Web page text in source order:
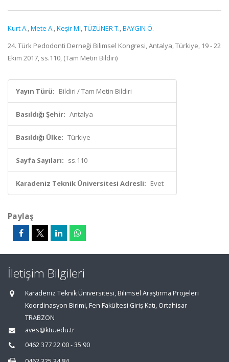
Kurt A.,Mete A.,Keşir M.,TÜZÜNER T.,BAYGIN Ö.
24. Türk Pedodonti Derneği Bilimsel Kongresi, Antalya, Türkiye, 19 - 22
Ekim 2017, ss.110, (Tam Metin Bildiri)
Yayın Türü: Bildiri / Tam Metin Bildiri
Basıldığı Şehir: Antalya
Basıldığı Ülke: Türkiye
Sayfa Sayıları: ss.110
Karadeniz Teknik Üniversitesi Adresli: Evet
Paylaş
İletişim Bilgileri
Karadeniz Teknik Üniversitesi, Bilimsel Araştırma Projeleri
Koordinasyon Birimi, Fen Fakültesi Giriş Katı, Ortahisar
TRABZON
aves@ktu.edu.tr
0462 377 22 00 - 35 90